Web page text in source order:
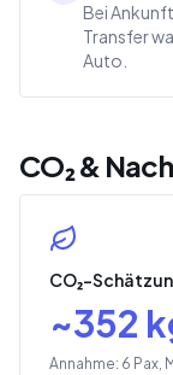
Bei Ankunft
Transfer
Auto.
CO₂ &
CO₂-
~352
Annahme: 6